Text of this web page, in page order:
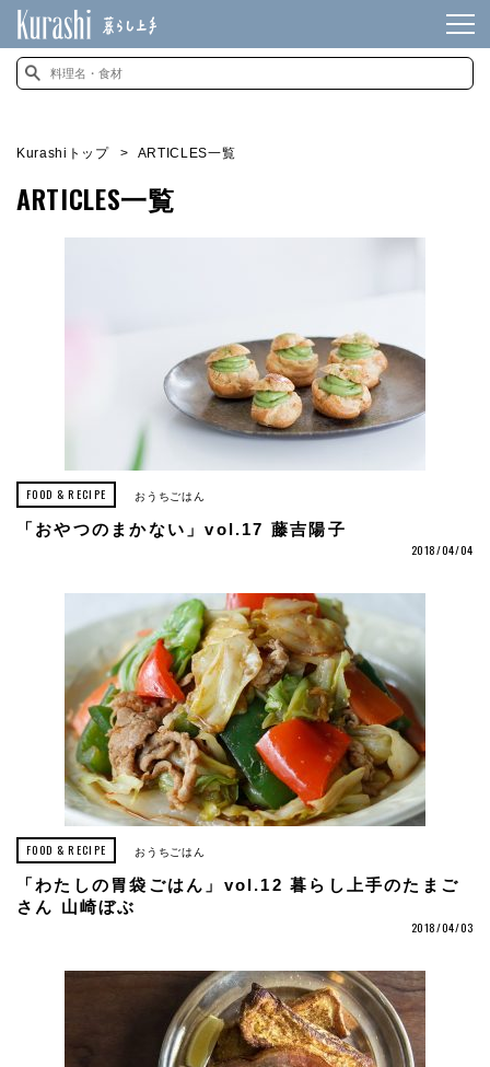
Kurashiトップ ARTICLES一覧
ARTICLES一覧
FOOD & RECIPE おうちごはん
「おやつのまかない」vol.17 藤吉陽子
2018/04/04
FOOD & RECIPE おうちごはん
「わたしの胃袋ごはん」vol.12 暮らし上手のたまご
さん 山崎ぼぶ
2018/04/03